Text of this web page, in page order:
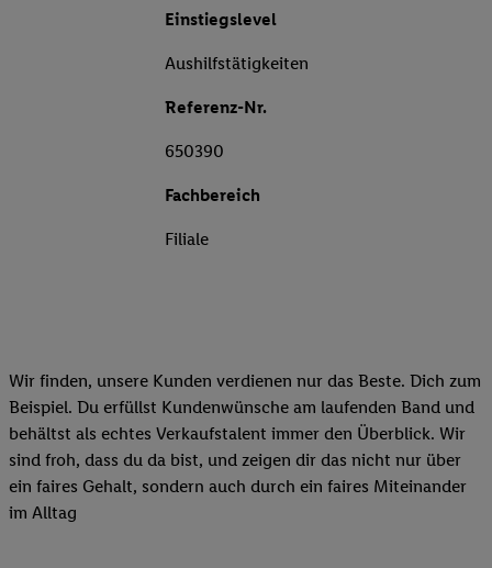
Einstiegslevel
Aushilfstätigkeiten
Referenz-Nr.
650390
Fachbereich
Filiale
Wir finden, unsere Kunden verdienen nur das Beste. Dich zum
Beispiel. Du erfüllst Kundenwünsche am laufenden Band und
behältst als echtes Verkaufstalent immer den Überblick. Wir
sind froh, dass du da bist, und zeigen dir das nicht nur über
ein faires Gehalt, sondern auch durch ein faires Miteinander
im Alltag